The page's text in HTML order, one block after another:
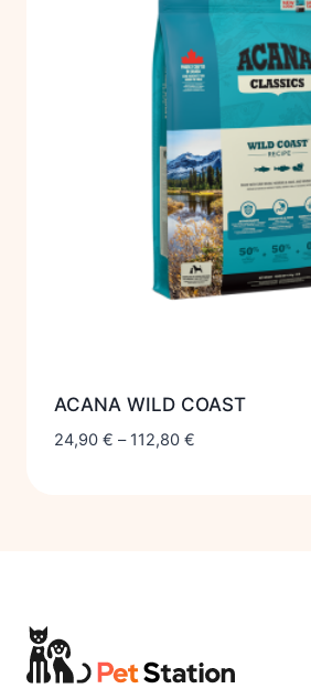
ACANA WILD COAST
24,90 € – 112,80 €